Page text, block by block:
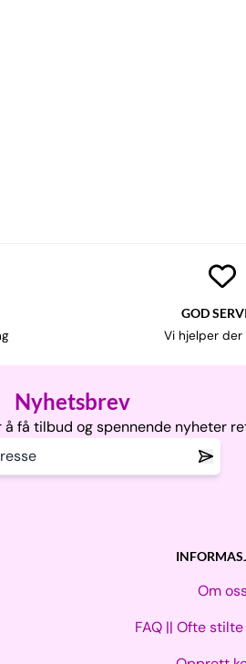
GOD
Vi hjelper der
Nyhetsbrev
få tilbud og spennende nyheter
Om
FAQ || Ofte